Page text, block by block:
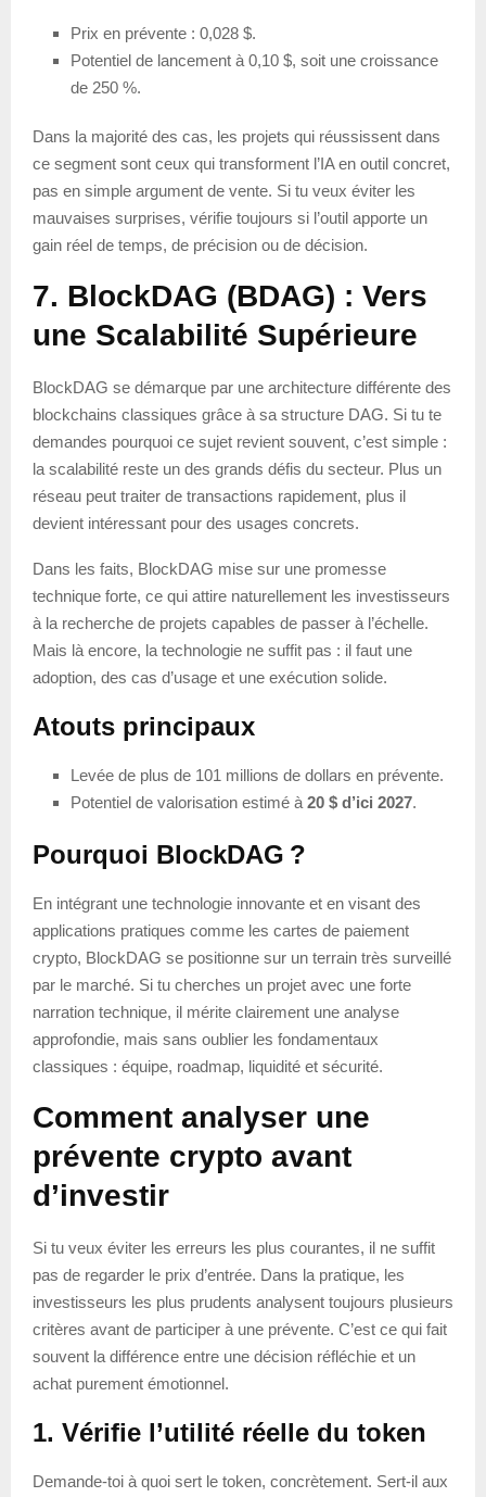
Prix en prévente : 0,028 $.
Potentiel de lancement à 0,10 $, soit une croissance
de 250 %.
Dans la majorité des cas, les projets qui réussissent dans
ce segment sont ceux qui transforment l’IA en outil concret,
pas en simple argument de vente. Si tu veux éviter les
mauvaises surprises, vérifie toujours si l’outil apporte un
gain réel de temps, de précision ou de décision.
7. BlockDAG (BDAG) : Vers
une Scalabilité Supérieure
BlockDAG se démarque par une architecture différente des
blockchains classiques grâce à sa structure DAG. Si tu te
demandes pourquoi ce sujet revient souvent, c’est simple :
la scalabilité reste un des grands défis du secteur. Plus un
réseau peut traiter de transactions rapidement, plus il
devient intéressant pour des usages concrets.
Dans les faits, BlockDAG mise sur une promesse
technique forte, ce qui attire naturellement les investisseurs
à la recherche de projets capables de passer à l’échelle.
Mais là encore, la technologie ne suffit pas : il faut une
adoption, des cas d’usage et une exécution solide.
Atouts principaux
Levée de plus de 101 millions de dollars en prévente.
Potentiel de valorisation estimé à 20 $ d’ici 2027.
Pourquoi BlockDAG ?
En intégrant une technologie innovante et en visant des
applications pratiques comme les cartes de paiement
crypto, BlockDAG se positionne sur un terrain très surveillé
par le marché. Si tu cherches un projet avec une forte
narration technique, il mérite clairement une analyse
approfondie, mais sans oublier les fondamentaux
classiques : équipe, roadmap, liquidité et sécurité.
Comment analyser une
prévente crypto avant
d’investir
Si tu veux éviter les erreurs les plus courantes, il ne suffit
pas de regarder le prix d’entrée. Dans la pratique, les
investisseurs les plus prudents analysent toujours plusieurs
critères avant de participer à une prévente. C’est ce qui fait
souvent la différence entre une décision réfléchie et un
achat purement émotionnel.
1. Vérifie l’utilité réelle du token
Demande-toi à quoi sert le token, concrètement. Sert-il aux